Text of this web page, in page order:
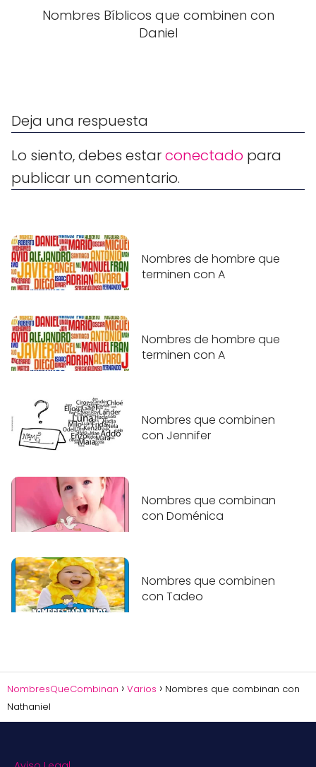
Nombres Bíblicos que combinen con
Daniel
Deja una respuesta
Lo siento, debes estarconectado para
publicar un comentario.
Nombres de hombre que
terminen con A
Nombres de hombre que
terminen con A
Nombres que combinen
con Jennifer
Nombres que combinan
con Doménica
Nombres que combinen
con Tadeo
NombresQueCombinan Varios
Nombres que combinan con
Nathaniel